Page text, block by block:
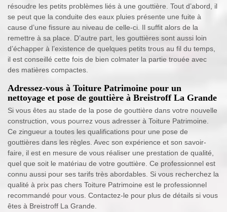
résoudre les petits problèmes liés à une gouttière. Tout d’abord, il
se peut que la conduite des eaux pluies présente une fuite à
cause d’une fissure au niveau de celle-ci. Il suffit alors de la
remettre à sa place. D’autre part, les gouttières sont aussi loin
d’échapper à l’existence de quelques petits trous au fil du temps,
il est conseillé cette fois de bien colmater la partie trouée avec
des matières compactes.
Adressez-vous à Toiture Patrimoine pour un
nettoyage et pose de gouttière à Breistroff La Grande
Si vous êtes au stade de la pose de gouttière dans votre nouvelle
construction, vous pourrez vous adresser à Toiture Patrimoine.
Ce zingueur a toutes les qualifications pour une pose de
gouttières dans les règles. Avec son expérience et son savoir-
faire, il est en mesure de vous réaliser une prestation de qualité,
quel que soit le matériau de votre gouttière. Ce professionnel est
connu aussi pour ses tarifs très abordables. Si vous recherchez la
qualité à prix pas chers Toiture Patrimoine est le professionnel
recommandé pour vous. Contactez-le pour plus de détails si vous
êtes à Breistroff La Grande.